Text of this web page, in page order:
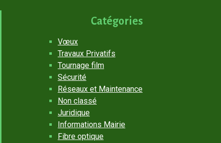
Catégories
Vœux
Travaux Privatifs
Tournage film
Sécurité
Réseaux et Maintenance
Non classé
Juridique
Informations Mairie
Fibre optique